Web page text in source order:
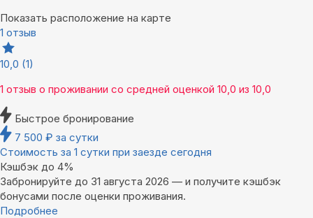
Показать расположение на карте
1 отзыв
10,0 (1)
1 отзыв о проживании со средней оценкой 10,0 из 10,0
Быстрое бронирование
7 500 ₽ за сутки
Стоимость за 1 сутки при заезде сегодня
Кэшбэк до 4%
Забронируйте до 31 августа 2026 — и получите кэшбэк
бонусами после оценки проживания.
Подробнее